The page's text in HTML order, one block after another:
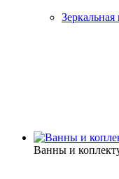
Зеркальная
Ванны и